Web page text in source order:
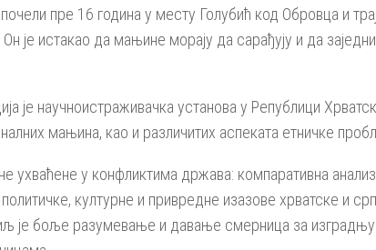
пре 16 година у месту Голубић код Обровца и
је истакао да мањине морају да сарађују и да
је научноистраживачка установа у Републици
мањина, као и различитих аспеката етничке
ухваћене у конфликтима држава: компаративна
културне и привредне изазове хрватске и
је боље разумевање и давање смерница за